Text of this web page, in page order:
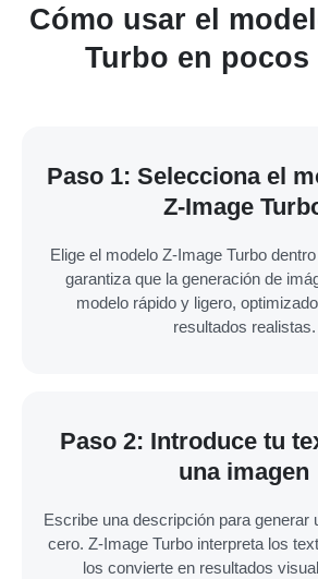
Cómo usar el
Turbo en pocos
Paso 1: Selecciona el
Z-Image
Elige el modelo Z-Image Turbo
garantiza que la generación de
modelo rápido y ligero,
resultados realistas.
Paso 2: Introduce tu
una imagen
Escribe una descripción para generar
cero. Z-Image Turbo interpreta los
los convierte en resultados